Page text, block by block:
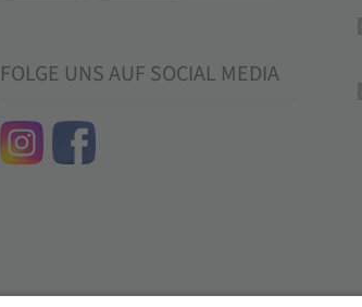
FOLGE UNS AUF SOCIAL MEDIA